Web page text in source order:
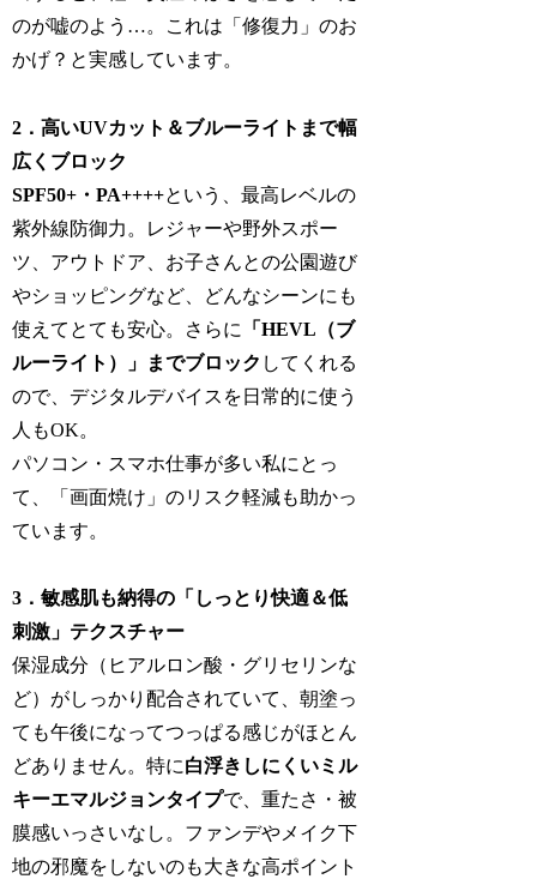
のが嘘のよう…。これは「修復力」のお
かげ？と実感しています。
2．高いUVカット＆ブルーライトまで幅
広くブロック
SPF50+・PA++++という、最高レベルの
紫外線防御力。レジャーや野外スポー
ツ、アウトドア、お子さんとの公園遊び
やショッピングなど、どんなシーンにも
使えてとても安心。さらに
「HEVL（ブ
ルーライト）」までブロック してくれる
ので、デジタルデバイスを日常的に使う
人もOK。
パソコン・スマホ仕事が多い私にとっ
て、「画面焼け」のリスク軽減も助かっ
ています。
3．敏感肌も納得の「しっとり快適＆低
刺激」テクスチャー
保湿成分（ヒアルロン酸・グリセリンな
ど）がしっかり配合されていて、朝塗っ
ても午後になってつっぱる感じがほとん
どありません。特に白浮きしにくいミル
キーエマルジョンタイプで、重たさ・被
膜感いっさいなし。ファンデやメイク下
地の邪魔をしないのも大きな高ポイント